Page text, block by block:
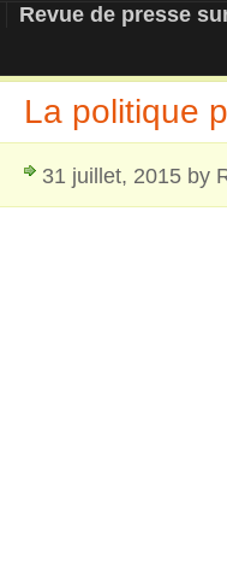
Revue de presse
La politique
31 juillet, 2015 by